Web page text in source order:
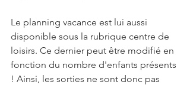
Le planning vacance est lui aussi
disponible sous la rubrique centre de
loisirs. Ce dernier peut être modifié en
fonction du nombre d'enfants présents
! Ainsi, les sorties ne sont donc pas